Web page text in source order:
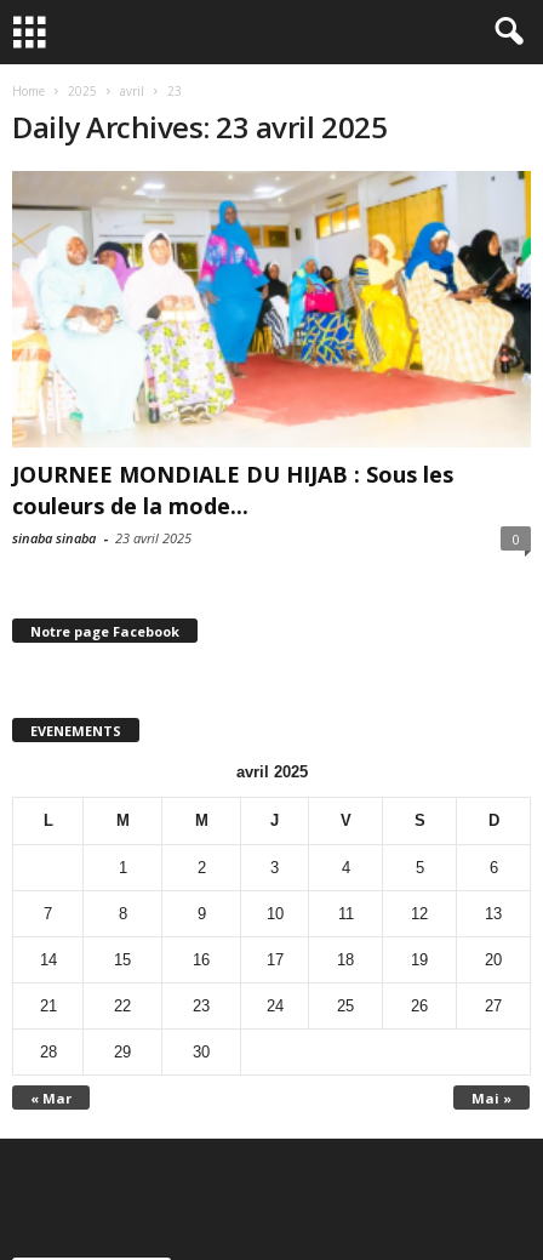
Home 2025 avril 23
Daily Archives: 23 avril 2025
JOURNEE MONDIALE DU HIJAB : Sous les
couleurs de la mode...
sinaba sinaba - 23 avril 2025 0
Notre page Facebook
EVENEMENTS
avril 2025
L M M J V S D
« Mar Mai »
1 2 3 4 5 6
7 8 9 10 11 12 13
14 15 16 17 18 19 20
21 22 23 24 25 26 27
28 29 30